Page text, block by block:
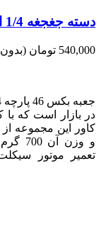
دسته جغجغه 1/4 اینچ چینی
540,000 تومان
در بازار است که
و
تعمیر موتور